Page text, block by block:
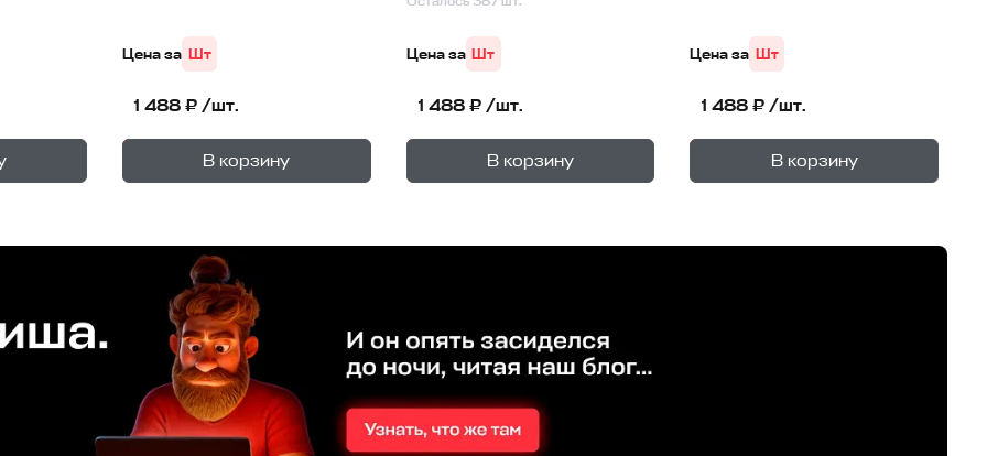
Цена за Шт
1 488 ₽ /шт.
В корзину
В корзине —
Цена за Шт
1 488 ₽ /шт.
В корзину
В корзине —
Цена за Шт
1 488 ₽ /шт.
В корзину
В корзине —